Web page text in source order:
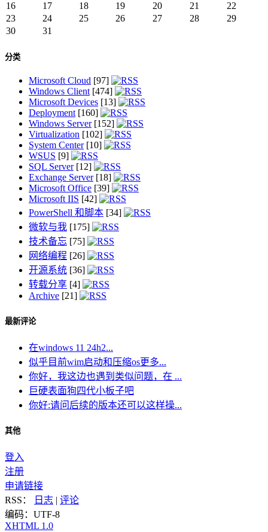
16
17 18 19 20 21
22
23
24 25 26 27 28
29
30
31
分类
Microsoft Cloud [97]
Windows Client[474]
Microsoft Devices [13]
Deployment[160]
Windows Server[152]
Virtualization [102]
System Center[10]
WSUS [9]
SQL Server[12]
Exchange Server[18]
Microsoft Office [39]
Microsoft IIS [42]
PowerShell 和脚本 [34]
微软与我 [175]
技术备忘 [75]
网络编程 [26]
开源系统 [36]
转载分享 [4]
Archive [21]
最新评论
在windows 11 24h2...
似乎目前wim启动和压缩os更多...
你好，我这边也遇到类似问题，在 ...
巨硬表面狗四代小板子吧
你好:请问后续的版本还可以这样操...
其他
登入
注册
申请链接
RSS：
日志 | 评论
编码：UTF-8
XHTML 1.0